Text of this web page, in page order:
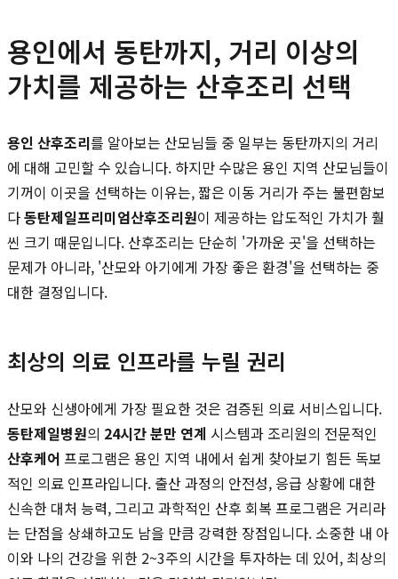
용인에서 동탄까지, 거리 이상의
가치를 제공하는 산후조리 선택
용인 산후조리를 알아보는 산모님들 중 일부는 동탄까지의 거리
에 대해 고민할 수 있습니다. 하지만 수많은 용인 지역 산모님들이
기꺼이 이곳을 선택하는 이유는, 짧은 이동 거리가 주는 불편함보
다동탄제일프리미엄산후조리원이 제공하는 압도적인 가치가 훨
씬 크기 때문입니다. 산후조리는 단순히 '가까운 곳'을 선택하는
문제가 아니라, '산모와 아기에게 가장 좋은 환경'을 선택하는 중
대한 결정입니다.
최상의 의료 인프라를 누릴 권리
산모와 신생아에게 가장 필요한 것은 검증된 의료 서비스입니다.
동탄제일병원의 24시간 분만 연계 시스템과 조리원의 전문적인
산후케어 프로그램은 용인 지역 내에서 쉽게 찾아보기 힘든 독보
적인 의료 인프라입니다. 출산 과정의 안전성, 응급 상황에 대한
신속한 대처 능력, 그리고 과학적인 산후 회복 프로그램은 거리라
는 단점을 상쇄하고도 남을 만큼 강력한 장점입니다. 소중한 내 아
이와 나의 건강을 위한 2~3주의 시간을 투자하는 데 있어, 최상의